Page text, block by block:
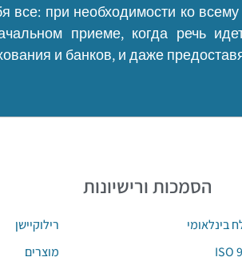
все: при необходимости ко
приеме, когда речь
и банков, и даже
רילוקיישן
מוצרים
הסמכות ורישיונות
בינלאומי
ISO